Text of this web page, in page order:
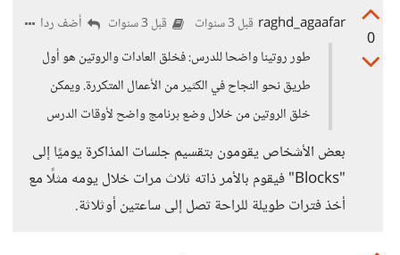
0
raghd_agaafar قبل 3 سنوات قبل 3 سنوات
أضف ردا
طور روتينا واضحا للدرس: فخلق العادات والروتين هو أول
طريق نحو النجاح في الكثير من الأعمال المتكررة. ويمكن
خلق الروتين من خلال وضع برنامج واضح لأوقات الدرس
بعض الأشخاص يقومون بتقسيم جلسات المذاكرة يوميًا إلى
"Blocks" فيقوم بالأمر ذاته ثلاث مرات خلال يومه مثلًا مع
أخذ فترات طويلة للراحة تصل إلى ساعتين أوثلاثة.